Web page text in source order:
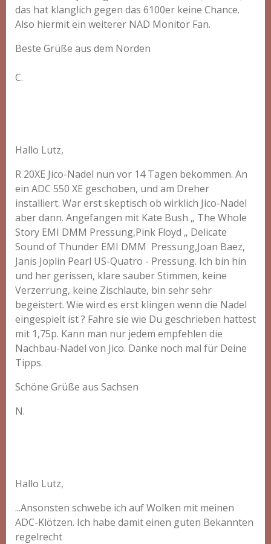
das hat klanglich gegen das 6100er keine Chance.
Also hiermit ein weiterer NAD Monitor Fan.
Beste Grüße aus dem Norden
C.
Hallo Lutz,
R 20XE Jico-Nadel nun vor 14 Tagen bekommen. An
ein ADC 550 XE geschoben, und am Dreher
installiert. War erst skeptisch ob wirklich Jico-Nadel
aber dann. Angefangen mit Kate Bush „ The Whole
Story EMI DMM Pressung,Pink Floyd „ Delicate
Sound of Thunder EMI DMM Pressung,Joan Baez,
Janis Joplin Pearl US-Quatro - Pressung. Ich bin hin
und her gerissen, klare sauber Stimmen, keine
Verzerrung, keine Zischlaute, bin sehr sehr
begeistert. Wie wird es erst klingen wenn die Nadel
eingespielt ist ? Fahre sie wie Du geschrieben hattest
mit 1,75p. Kann man nur jedem empfehlen die
Nachbau-Nadel von Jico. Danke noch mal für Deine
Tipps.
Schöne Grüße aus Sachsen
N.
Hallo Lutz,
...Ansonsten schwebe ich auf Wolken mit meinen
ADC-Klötzen. Ich habe damit einen guten Bekannten
regelrecht